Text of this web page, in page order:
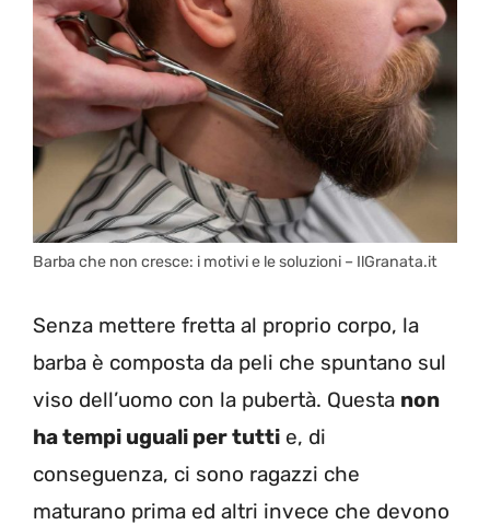
Barba che non cresce: i motivi e le soluzioni – IlGranata.it
Senza mettere fretta al proprio corpo, la
barba è composta da peli che spuntano sul
viso dell’uomo con la pubertà. Questa non
ha tempi uguali per tutti e, di
conseguenza, ci sono ragazzi che
maturano prima ed altri invece che devono